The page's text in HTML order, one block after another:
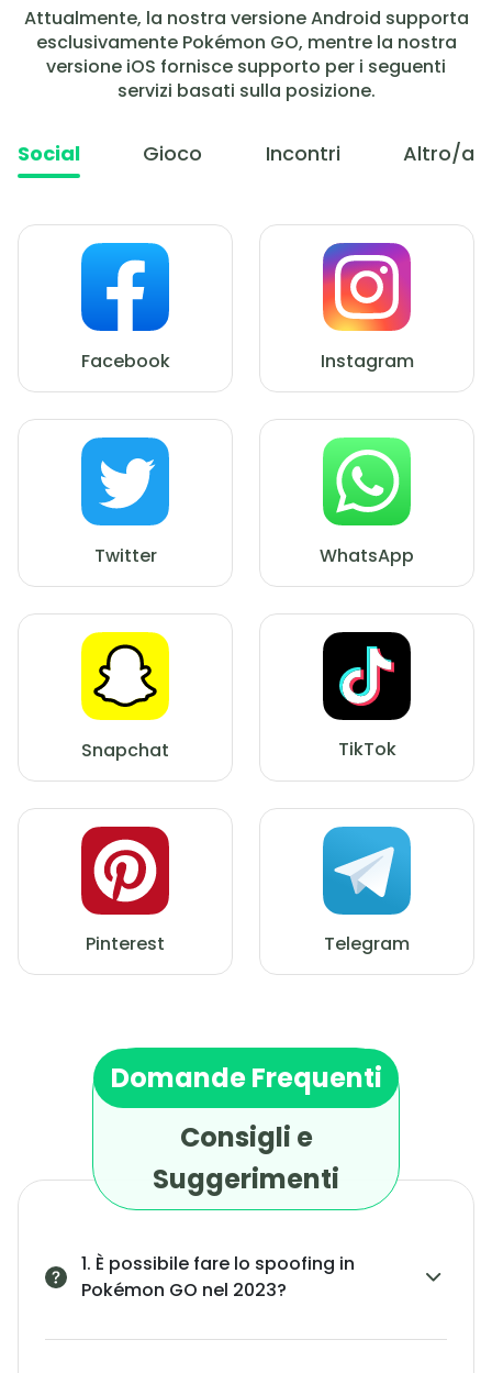
Attualmente, la nostra versione Android supporta
esclusivamente Pokémon GO, mentre la nostra
versione iOS fornisce supporto per i seguenti
servizi basati sulla posizione.
Social Gioco Incontri Altro/a
Facebook Instagram
Twitter WhatsApp
Snapchat TikTok
Pinterest Telegram
Domande Frequenti
Consigli e
Suggerimenti
1. È possibile fare lo spoofing in
Pokémon GO nel 2023?